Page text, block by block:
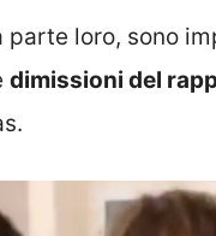
parte loro, sono
dimissioni del